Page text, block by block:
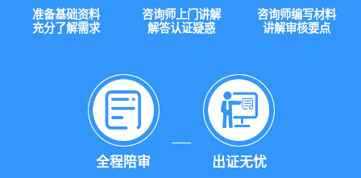
准备基础资料
充分了解需求
咨询师上门讲解
解答认证疑惑
咨询师编写材料
讲解审核要点
全程陪审 出证无忧